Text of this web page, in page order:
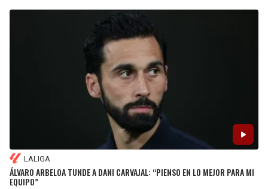
LALIGA
ÁLVARO ARBELOA TUNDE A DANI CARVAJAL: “PIENSO EN LO MEJOR PARA MI
EQUIPO”